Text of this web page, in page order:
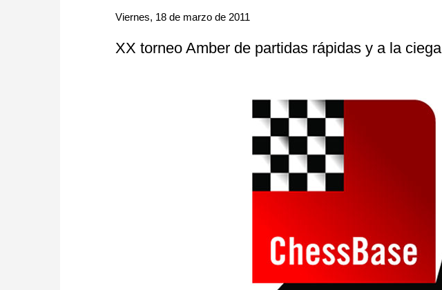
Viernes, 18 de marzo de 2011
XX torneo Amber de partidas rápidas y a la ciega